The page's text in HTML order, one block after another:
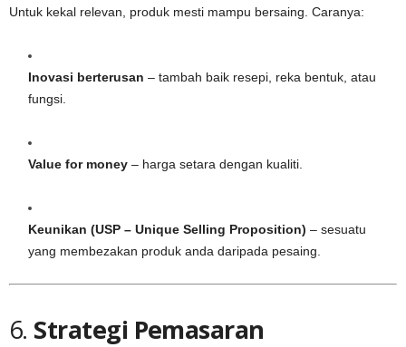
Untuk kekal relevan, produk mesti mampu bersaing. Caranya:
Inovasi berterusan – tambah baik resepi, reka bentuk, atau
fungsi.
Value for money – harga setara dengan kualiti.
Keunikan (USP – Unique Selling Proposition) – sesuatu
yang membezakan produk anda daripada pesaing.
6. Strategi Pemasaran